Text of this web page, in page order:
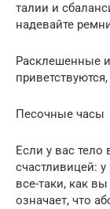
талии и
надевайте
Расклешенные
Песочные часы
Если у вас тело
счастливицей:
все-таки, как вы
означает, что